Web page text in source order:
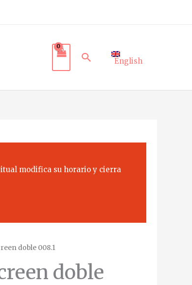
BuscarEnglish
modifica su horario y cierra
doble 008.1
doble